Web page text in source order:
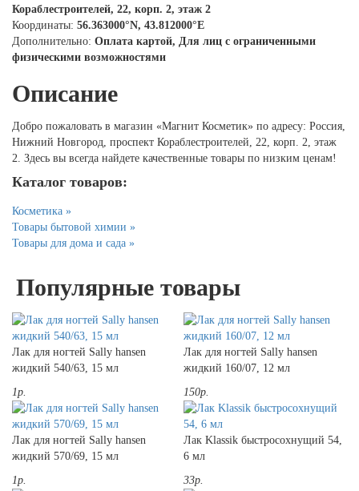
Кораблестроителей, 22, корп. 2, этаж 2
Координаты: 56.363000°N, 43.812000°E
Дополнительно: Оплата картой, Для лиц с ограниченными
физическими возможностями
Описание
Добро пожаловать в магазин «Магнит Косметик» по адресу: Россия,
Нижний Новгород, проспект Кораблестроителей, 22, корп. 2, этаж
2. Здесь вы всегда найдете качественные товары по низким ценам!
Каталог товаров:
Косметика »
Товары бытовой химии »
Товары для дома и сада »
Популярные товары
Лак для ногтей Sally hansen
жидкий 540/63, 15 мл
1р.
Лак для ногтей Sally hansen
жидкий 160/07, 12 мл
150р.
Лак для ногтей Sally hansen
жидкий 570/69, 15 мл
1р.
Лак Klassik быстросохнущий 54,
6 мл
33р.